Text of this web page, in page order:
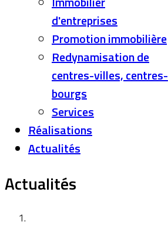
d'entreprises
Promotion immobilière
Redynamisation de
centres-villes, centres-
bourgs
Services
Réalisations
Actualités
Actualités